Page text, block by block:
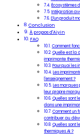
Écosystèmes
Intégration
D'un produit
Conclusion
À propos d'Aiyin
FAQ
Comment
Quelle est la
imprimante
Pourquoi les
Les
l'enseignement ?
Les marques
leur propre
Quelles sont
dans une
Comment un
contribuer au
Quelles sont
thermiques AI ?